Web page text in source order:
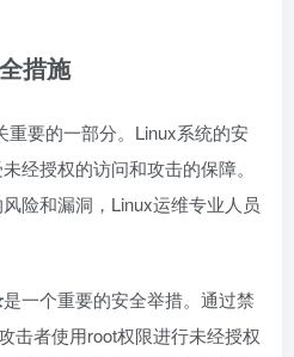
措施
要的一部分。Linux系统的安
经授权的访问和攻击的保障。
险和漏洞，Linux运维专业人员
是一个重要的安全举措。通过禁
击者使用root权限进行未经授权